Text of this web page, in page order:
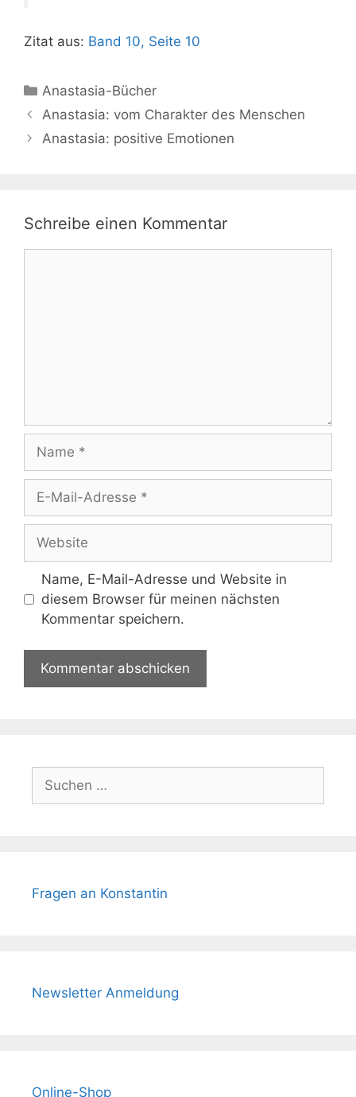
Zitat aus: Band 10, Seite 10
Kategorien
Anastasia-Bücher
Anastasia: vom Charakter des Menschen
Anastasia: positive Emotionen
Schreibe einen Kommentar
Name
Adresse
Website
Name, E-Mail-Adresse und Website in
diesem Browser für meinen nächsten
Kommentar speichern.
nach:
Fragen an Konstantin
Newsletter Anmeldung
Online-Shop